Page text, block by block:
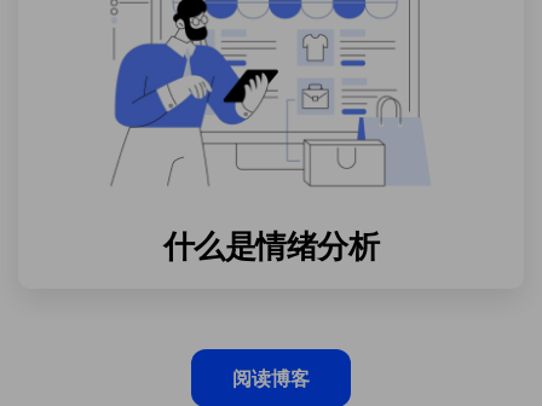
什么是情绪分析
阅读博客